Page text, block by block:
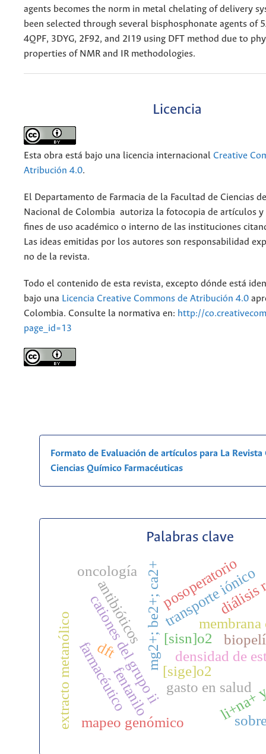
agents becomes the norm in metal chelating of delivery
been selected through several bisphosphonate agents of
4QPF, 3DYG, 2F92, and 2I19 using DFT method due to
properties of NMR and IR methodologies.
Licencia
Esta obra está bajo una licencia internacional Creative
Atribución 4.0.
El Departamento de Farmacia de la Facultad de Ciencias
Nacional de Colombia autoriza la fotocopia de artículos
fines de uso académico o interno de las instituciones
Las ideas emitidas por los autores son responsabilidad
no de la revista.
Todo el contenido de esta revista, excepto dónde está
bajo una Licencia Creative Commons de Atribución 4.0
Colombia. Consulte la normativa en: http://
page_id=13
Formato de Evaluación de artículos para La
Ciencias Químico Farmacéuticas
Palabras clave
cationes del grupo ii
mg2+; be2+; ca2+transporte iónico
[sige]o2
[sisn]o2
densidad de
gasto en salud
antibióticos
dft
farmacéutico
extracto metanólico fentanilo
posoperatorio
oncología
mapeo genómico